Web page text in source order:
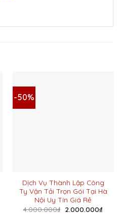
-50%
Dịch Vụ Thành Lập Công
Ty Vận Tải Trọn Gói Tại Hà
Nội Uy Tín Giá Rẻ
4.000.000₫ Giá
2.000.000₫Giá